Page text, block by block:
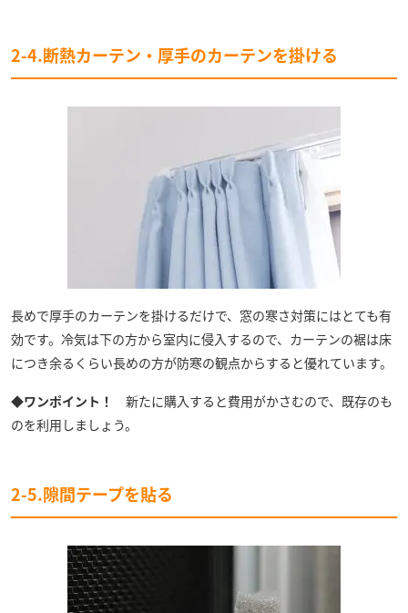
2-4.断熱カーテン・厚手のカーテンを掛ける
長めで厚手のカーテンを掛けるだけで、窓の寒さ対策にはとても有
効です。冷気は下の方から室内に侵入するので、カーテンの裾は床
につき余るくらい長めの方が防寒の観点からすると優れています。
◆ワンポイント！
新たに購入すると費用がかさむので、既存のも
のを利用しましょう。
2-5.隙間テープを貼る